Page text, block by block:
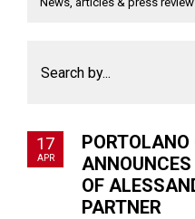
Search by...
17
APR
OF
PARTNER